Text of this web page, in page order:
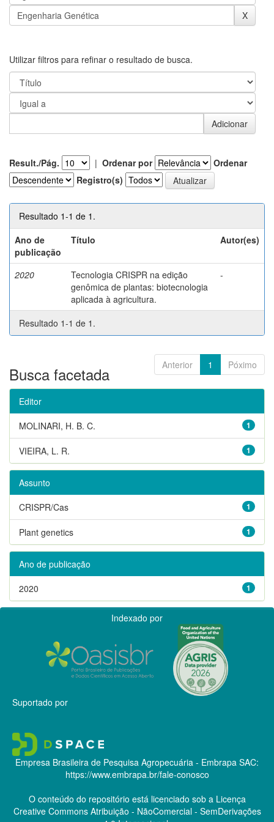
Utilizar filtros para refinar o resultado de busca.
Result./Pág. | Ordenar por
Ordenar
Registro(s)
Resultado 1-1 de 1.
Ano de
publicação
Título Autor(es)
2020
Tecnologia CRISPR na edição
genômica de plantas: biotecnologia
aplicada à agricultura.
-
Resultado 1-1 de 1.
Anterior 1 Póximo
Busca facetada
Editor
1
MOLINARI, H. B. C.
1
VIEIRA, L. R.
Assunto
1
CRISPR/Cas
1
Plant genetics
Ano de publicação
1
2020
Indexado por
Suportado por
Empresa Brasileira de Pesquisa Agropecuária - Embrapa SAC:
https://www.embrapa.br/fale-conosco
O conteúdo do repositório está licenciado sob a Licença
Creative CommonsAtribuição - NãoComercial - SemDerivações